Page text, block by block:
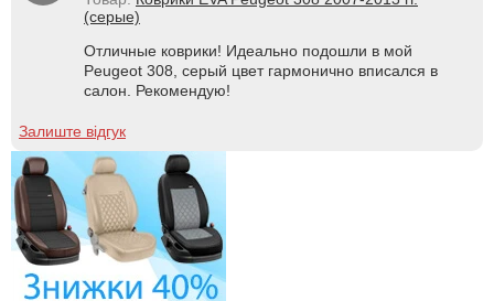
(серые)
Отличные коврики! Идеально подошли в мой
Peugeot 308, серый цвет гармонично вписался в
салон. Рекомендую!
Залиште відгук